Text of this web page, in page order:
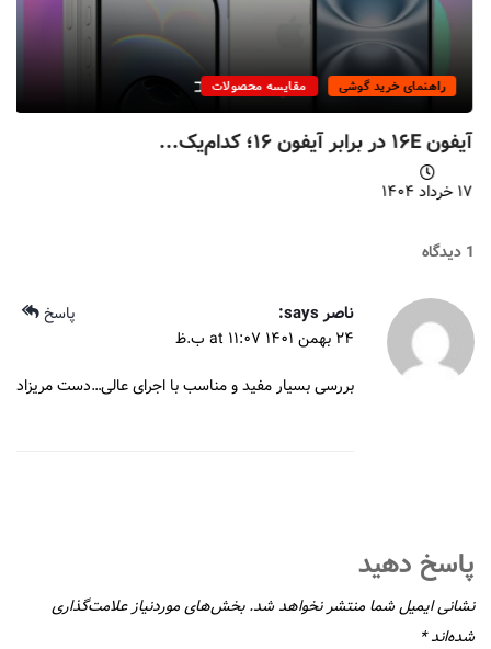
راهنمای خرید گوشی مقایسه محصولات
آیفون ۱۶E در برابر آیفون ۱۶؛ کدام‌یک...
۱۷ خرداد ۱۴۰۴
1 دیدگاه
پاسخ ناصر says:
۲۴ بهمن ۱۴۰۱ at ۱۱:۰۷ ب.ظ
بررسی بسیار مفید و مناسب با اجرای عالی…دست مریزاد
پاسخ دهید
نشانی ایمیل شما منتشر نخواهد شد. بخش‌های موردنیاز علامت‌گذاری
شده‌اند*